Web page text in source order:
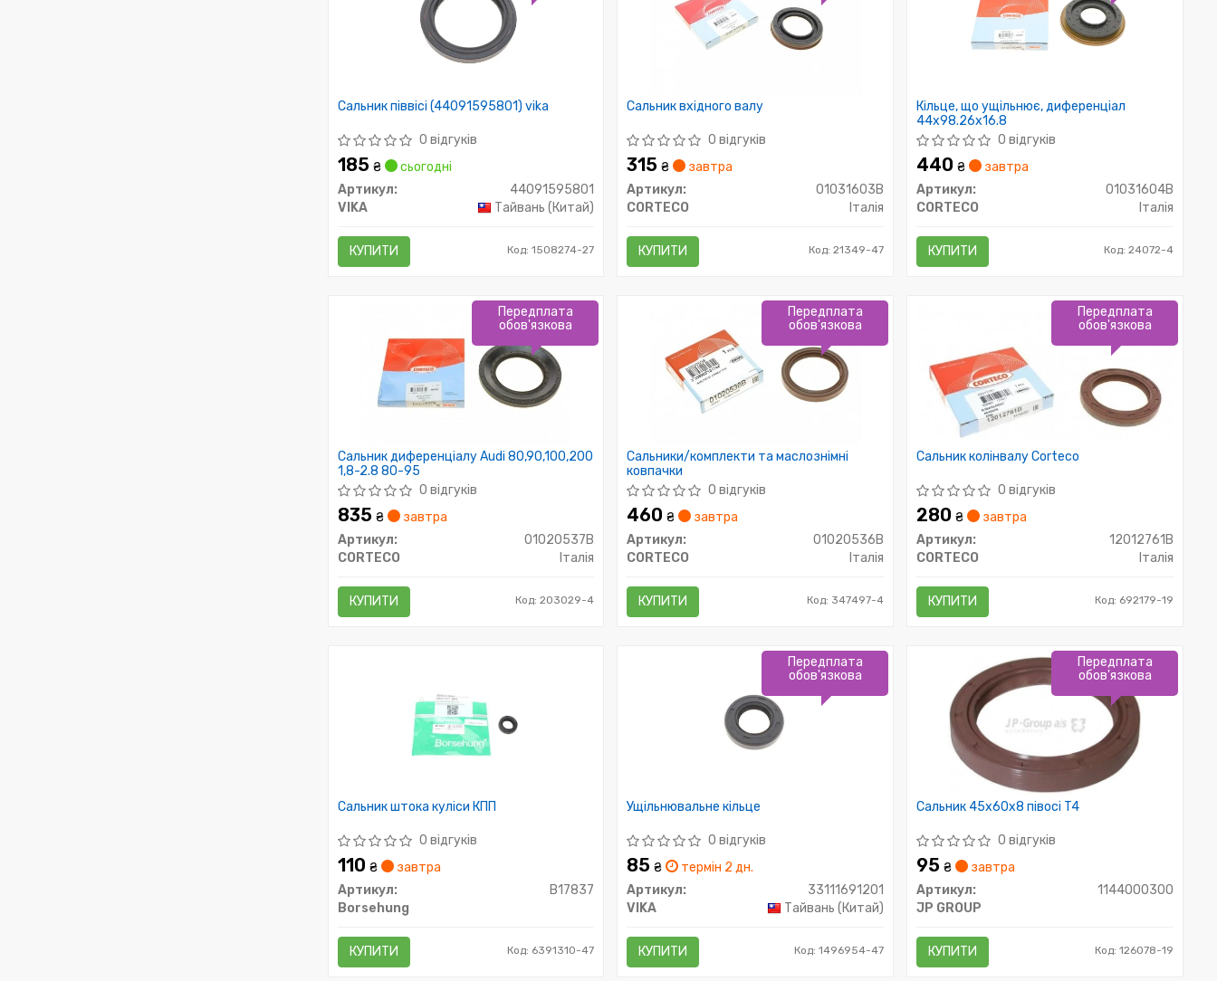
Сальник піввісі (44091595801) vika
0 відгуків
185 ₴
сьогодні
Артикул:
44091595801
VIKA
Тайвань (Китай)
КУПИТИ Код: 1508274-27
Сальник вхідного валу
0 відгуків
315₴
завтра
Артикул:
01031603B
CORTECO
Італія
КУПИТИ Код: 21349-47
Кільце, що ущільнює, диференціал
44x98.26x16.8
0 відгуків
440₴
завтра
Артикул:
01031604B
CORTECO
Італія
КУПИТИ Код: 24072-4
Сальник диференціалу Audi 80,90,100,200
1,8-2.8 80-95
0 відгуків
835 ₴
завтра
Артикул:
01020537B
CORTECO
Італія
КУПИТИ Код: 203029-4
Передплата
обов'язкова
Сальники/комплекти та маслознімні
ковпачки
0 відгуків
460₴
завтра
Артикул:
01020536B
CORTECO
Італія
КУПИТИ Код: 347497-4
Передплата
обов'язкова
Сальник колінвалу Corteco
0 відгуків
280₴
завтра
Артикул:
12012761B
CORTECO
Італія
КУПИТИ Код: 692179-19
Передплата
обов'язкова
Сальник штока куліси КПП
0 відгуків
110 ₴
завтра
Артикул:
B17837
Borsehung
КУПИТИ Код: 6391310-47
Ущільнювальне кільце
0 відгуків
85₴
термін 2 дн.
Артикул:
33111691201
VIKA
Тайвань (Китай)
КУПИТИ Код: 1496954-47
Передплата
обов'язкова
Сальник 45x60x8 півосі T4
0 відгуків
95₴
завтра
Артикул:
1144000300
JP GROUP
КУПИТИ Код: 126078-19
Передплата
обов'язкова